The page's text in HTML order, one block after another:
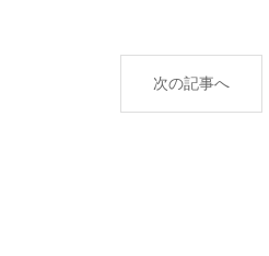
次の記事へ